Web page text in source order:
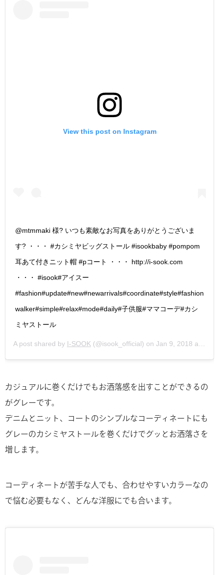
View this post on Instagram
@mtmmaki 様? いつも素敵なお写真をありがとうございま
す? ・・・ #カシミヤビッグストール #isookbaby #pompom
耳あて付きニット帽 #pコート ・・・ http://i-sook.com
・・・ #isook#アイスー
#fashion#update#new#newarrivals#coordinate#style#fashion
walker#simple#relax#mode#daily#子供服#ママコーデ#カシ
ミヤストール
A post shared by I-SOOK (@isook_official) on Jan 9, 2018 at 11:32pm PST
カジュアルに巻くだけでもお洒落感を出すことができるの
がグレーです。
デニムとニット、コートのシンプルなコーディネートにも
グレーのカシミヤストールを巻くだけでグッとお洒落さを
増します。
コーディネートが苦手な人でも、合わせやすいカラーなの
で悩む必要もなく、どんな洋服にでも合います。